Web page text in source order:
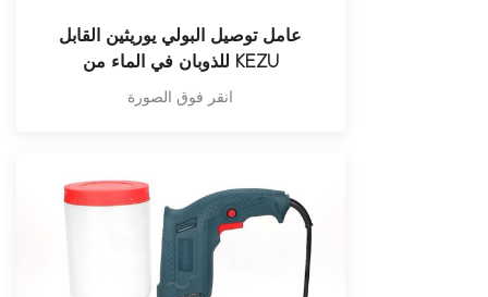
عامل توصيل البولي يوريثين القابل
للذوبان في الماء من KEZU
انقر فوق الصورة